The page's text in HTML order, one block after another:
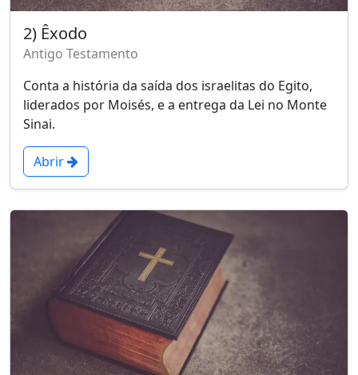
2) Êxodo
Antigo Testamento
Conta a história da saída dos israelitas do Egito,
liderados por Moisés, e a entrega da Lei no Monte
Sinai.
Abrir